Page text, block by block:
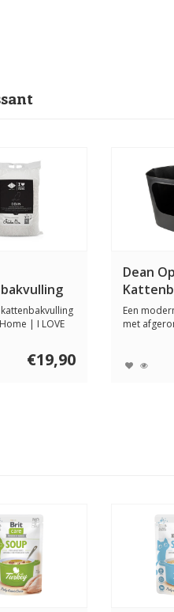
| I LOVE
€19,90
Dean
Een
met